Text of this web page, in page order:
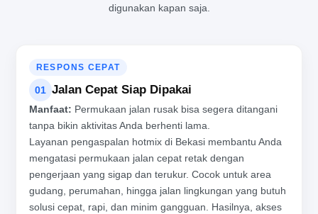
digunakan kapan saja.
RESPONS CEPAT
01 Jalan Cepat Siap Dipakai
Manfaat: Permukaan jalan rusak bisa segera ditangani
tanpa bikin aktivitas Anda berhenti lama.
Layanan pengaspalan hotmix di Bekasi membantu Anda
mengatasi permukaan jalan cepat retak dengan
pengerjaan yang sigap dan terukur. Cocok untuk area
gudang, perumahan, hingga jalan lingkungan yang butuh
solusi cepat, rapi, dan minim gangguan. Hasilnya, akses